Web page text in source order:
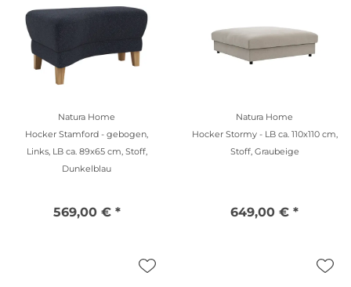
Natura Home
Hocker Stamford - gebogen,
Links, LB ca. 89x65 cm, Stoff,
Dunkelblau
569,00 € *
Natura Home
Hocker Stormy - LB ca. 110x110 cm,
Stoff, Graubeige
649,00 € *